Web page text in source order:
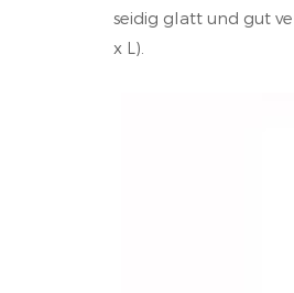
seidig glatt und gut
x L).